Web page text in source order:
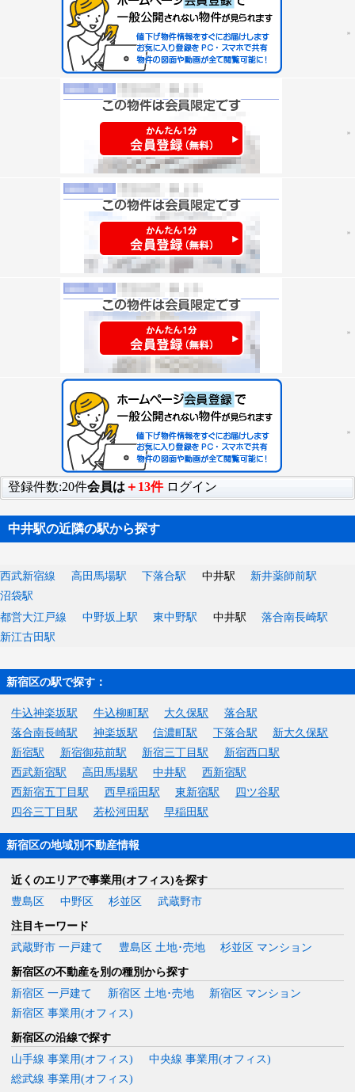
登録件数:20件会員は＋13件 ログイン
中井駅の近隣の駅から探す
西武新宿線 高田馬場駅 下落合駅 中井駅
新井薬師前駅
沼袋駅
都営大江戸線
中野坂上駅 東中野駅 中井駅
落合南長崎駅
新江古田駅
新宿区の駅で探す：
牛込神楽坂駅 牛込柳町駅 大久保駅
落合駅
落合南長崎駅
神楽坂駅 信濃町駅 下落合駅
新大久保駅
新宿駅
新宿御苑前駅 新宿三丁目駅
新宿西口駅
西武新宿駅
高田馬場駅 中井駅
西新宿駅
西新宿五丁目駅
西早稲田駅 東新宿駅
四ツ谷駅
四谷三丁目駅
若松河田駅 早稲田駅
新宿区の地域別不動産情報
近くのエリアで事業用(オフィス)を探す
豊島区
中野区 杉並区 武蔵野市
注目キーワード
武蔵野市 一戸建て
豊島区 土地･売地 杉並区 マンション
新宿区の不動産を別の種別から探す
新宿区 一戸建て
新宿区 土地･売地
新宿区 マンション
新宿区 事業用(オフィス)
新宿区の沿線で探す
山手線 事業用(オフィス)
中央線 事業用(オフィス)
総武線 事業用(オフィス)